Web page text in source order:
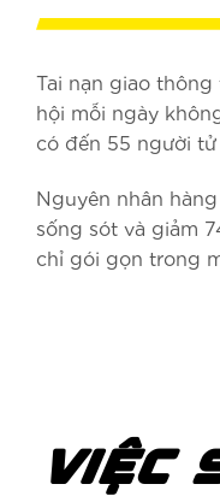
Tai nạn giao
hội mỗi ngày
có đến 55 người tử
Nguyên nhân
sống sót và giảm
chỉ gói gọn trong
VIỆC